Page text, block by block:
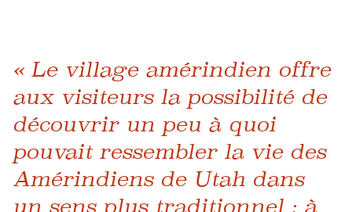
« Le village amérindien offre
aux visiteurs la possibilité de
découvrir un peu à quoi
pouvait ressembler la vie des
Amérindiens de Utah dans
un sens plus traditionnel : à